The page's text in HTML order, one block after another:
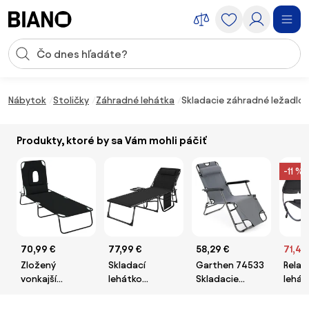
Vstup pre vyhľadávanie
Nábytok Stoličky Záhradné lehátka Skladacie záhradné ležadlo
Produkty, ktoré by sa Vám mohli páčiť
70,99 €
Zložený
vonkajší
77,99 €
Skladací
lehátko
58,29 €
Garthen 74533
Skladacie
-11 %